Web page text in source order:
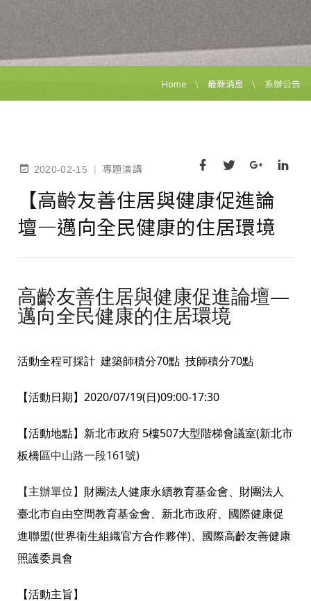
Home 最新消息 系辦公告
2020-02-15 | 專題演講
【高齡友善住居與健康促進論
壇—邁向全民健康的住居環境
高齡友善住居與健康促進論壇—
邁向全民健康的住居環境
活動全程可採計 建築師積分70點 技師積分70點
【活動日期】2020/07/19(日)09:00-17:30
【活動地點】新北市政府 5樓507大型階梯會議室(新北市
板橋區中山路一段161號)
【主辦單位】 財團法人健康永續教育基金會、 財團法人
臺北市自由空間教育基金會、 新北市政府、國際健康促
進聯盟(世界衛生組織官方合作夥伴)、國際高齡友善健康
照護委員會
【活動主旨】